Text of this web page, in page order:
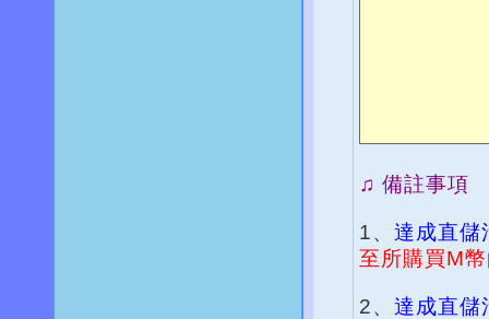
♫ 備註事項
1、 達成直儲
至所購買M
2、 達成直儲